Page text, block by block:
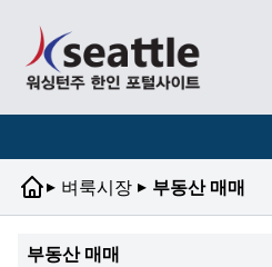
▸ 벼룩시장 ▸ 부동산 매매
부동산 매매